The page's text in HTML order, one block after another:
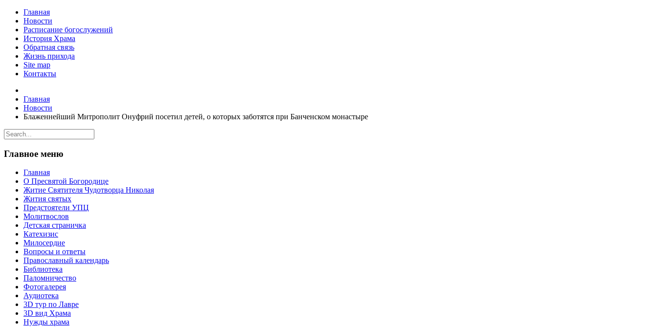
Главная
Новости
Расписание богослужений
История Храма
Обратная связь
Жизнь прихода
Site map
Контакты
Главная
Новости
Блаженнейший Митрополит Онуфрий посетил детей, о которых заботятся при Банченском монастыре
Главное меню
Главная
О Пресвятой Богородице
Житие Святителя Чудотворца Николая
Жития святых
Предстоятели УПЦ
Молитвослов
Детская страничка
Катехизис
Милосердие
Вопросы и ответы
Православный календарь
Библиотека
Паломничество
Фотогалерея
Аудиотека
3D тур по Лавре
3D вид Храма
Нужды храма